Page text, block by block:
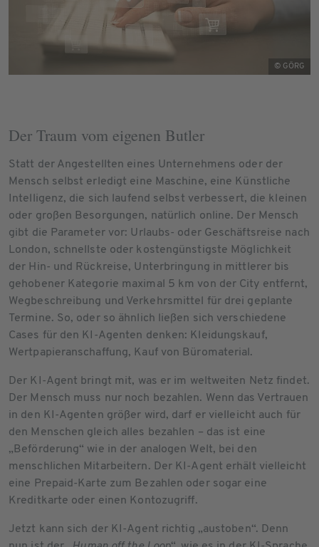
© GÖRG
Der Traum vom eigenen Butler
Statt der Angestellten eines Unternehmens oder der
Mensch selbst erledigt eine Maschine, eine Künstliche
Intelligenz, die sich laufend selbst verbessert, die kleinen
oder großen Besorgungen, natürlich online. Der Mensch
gibt die Parameter vor: Urlaubs- oder Geschäftsreise nach
London, schnellste oder kostengünstigste Möglichkeit
der Hin- und Rückreise, Unterbringung in mittlerer bis
gehobener Kategorie maximal 5 km von der City entfernt,
Wegbeschreibung und Verkehrsmittel für drei geplante
Termine. So, oder so ähnlich ließen sich verschiedene
Cases für den KI-Agenten denken: Kleidungskauf,
Wertpapieranschaffung, Kauf von Büromaterial.
Der KI-Agent bringt mit, was er im weltweiten Netz findet.
Der Mensch muss nur noch bezahlen. Wenn das Vertrauen
in den KI-Agenten größer wird, darf er vielleicht auch für
den Menschen gleich alles bezahlen – das ist eine
„Beförderung“ wie in der analogen Welt, bei den
menschlichen Mitarbeitern. Der KI-Agent erhält vielleicht
eine Prepaid-Karte zum Bezahlen oder sogar eine
Kreditkarte oder einen Kontozugriff.
Jetzt kann sich der KI-Agent richtig „austoben“. Denn